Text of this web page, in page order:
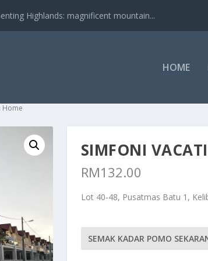
Highlands: magnificent mountain...
HOME
Home
SIMFONI
RM132.00
Lot 40-48, Pusatmas Batu 1,
SEMAK KADAR POMO